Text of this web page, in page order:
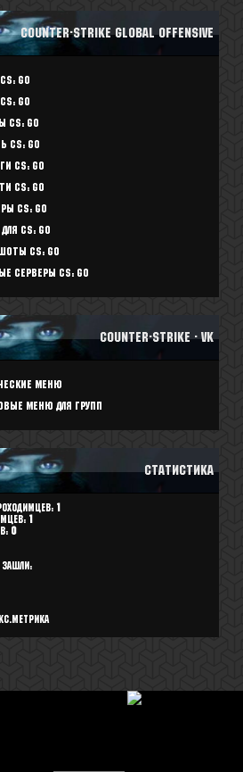
Counter-Strike Global Offensive
GO
GO
CS: GO
CS: GO
CS: GO
CS: GO
CS: GO
CS: GO
CS: GO
серверы CS: GO
Counter-Strike - vk
меню
меню для групп
Статистика
0
зашли: